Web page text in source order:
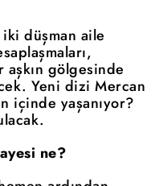
düşman aile
aşkın gölgesinde
Yeni dizi Mercan
içinde yaşanıyor?
ne?